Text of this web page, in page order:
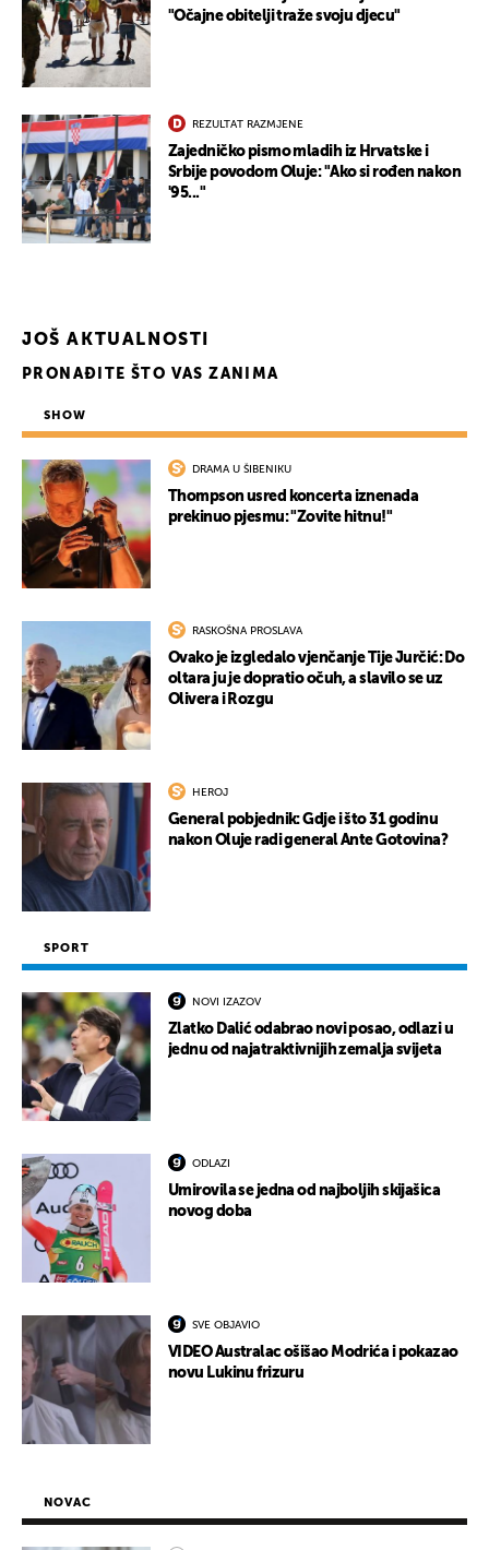
"Očajne obitelji traže svoju djecu"
REZULTAT RAZMJENE
Zajedničko pismo mladih iz Hrvatske i
Srbije povodom Oluje: "Ako si rođen nakon
'95..."
JOŠ AKTUALNOSTI
PRONAĐITE ŠTO VAS ZANIMA
SHOW
DRAMA U ŠIBENIKU
Thompson usred koncerta iznenada
prekinuo pjesmu: "Zovite hitnu!"
RASKOŠNA PROSLAVA
Ovako je izgledalo vjenčanje Tije Jurčić: Do
oltara ju je dopratio očuh, a slavilo se uz
Olivera i Rozgu
HEROJ
General pobjednik: Gdje i što 31 godinu
nakon Oluje radi general Ante Gotovina?
SPORT
NOVI IZAZOV
Zlatko Dalić odabrao novi posao, odlazi u
jednu od najatraktivnijih zemalja svijeta
ODLAZI
Umirovila se jedna od najboljih skijašica
novog doba
SVE OBJAVIO
VIDEO Australac ošišao Modrića i pokazao
novu Lukinu frizuru
NOVAC